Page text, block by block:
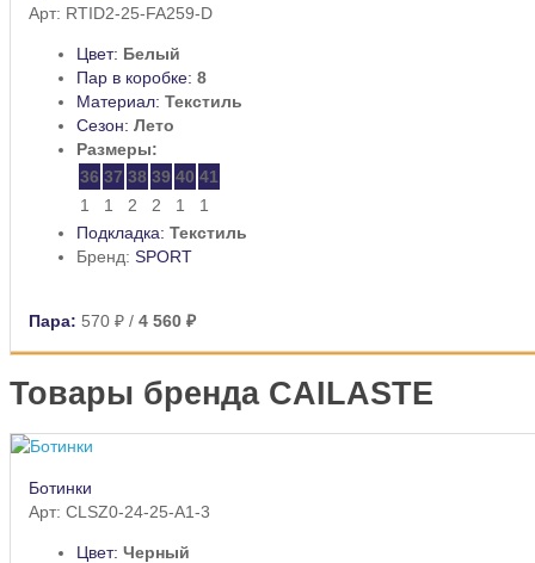
Арт: RTID2-25-FA259-D
Цвет: Белый
Пар в коробке: 8
Материал: Текстиль
Сезон: Лето
Размеры:
36 37 38 39 40 41
1
1 2 2 1
1
Подкладка: Текстиль
Бренд: SPORT
Пара: 570 ₽ / 4 560 ₽
Товары бренда CAILASTE
Ботинки
Арт: CLSZ0-24-25-A1-3
Цвет: Черный